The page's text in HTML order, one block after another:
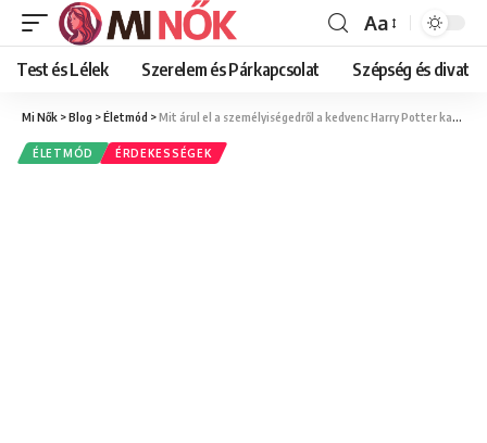
Font
Resizer
Aa
Test és Lélek Szerelem és Párkapcsolat Szépség és divat
Mi Nők >Blog >Életmód >Mit árul el a személyiségedről a kedvenc Harry Potter karaktered?
ÉLETMÓD ÉRDEKESSÉGEK